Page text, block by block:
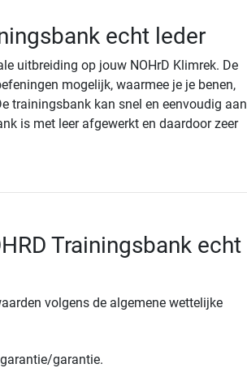
echt leder
uitbreiding op jouw NOHrD Klimrek. De
mogelijk, waarmee je je benen,
trainingsbank kan snel en eenvoudig aan
is met leer afgewerkt en daardoor zeer
Trainingsbank echt
volgens de algemene wettelijke
garantie.